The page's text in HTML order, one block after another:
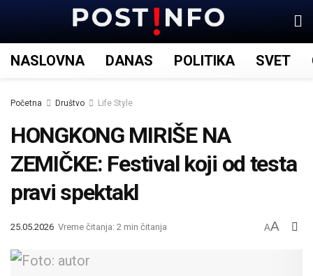
NASLOVNA DANAS POLITIKA SVET
Početna Društvo Life Style
HONGKONG MIRIŠE NA
ZEMIČKE: Festival koji od testa
pravi spektakl
25.05.2026 Vreme čitanja: 2 min čitanja AA